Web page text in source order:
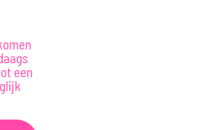
een